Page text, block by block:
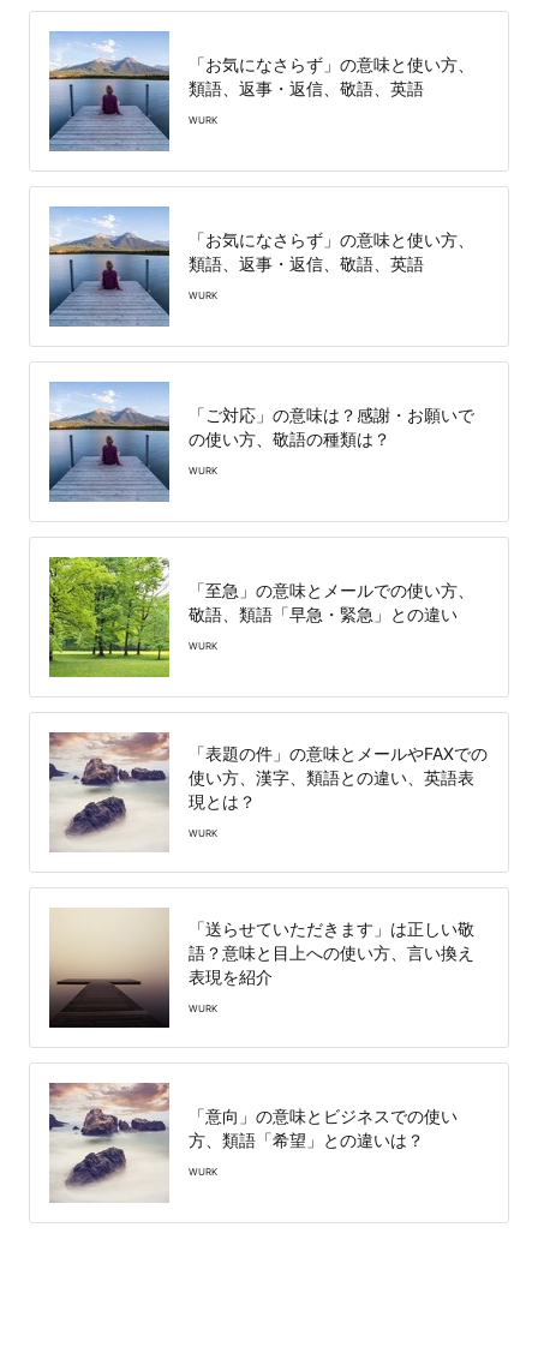
「お気になさらず」の意味と使い方、
類語、返事・返信、敬語、英語
WURK
「お気になさらず」の意味と使い方、
類語、返事・返信、敬語、英語
WURK
「ご対応」の意味は？感謝・お願いで
の使い方、敬語の種類は？
WURK
「至急」の意味とメールでの使い方、
敬語、類語「早急・緊急」との違い
WURK
「表題の件」の意味とメールやFAXでの
使い方、漢字、類語との違い、英語表
現とは？
WURK
「送らせていただきます」は正しい敬
語？意味と目上への使い方、言い換え
表現を紹介
WURK
「意向」の意味とビジネスでの使い
方、類語「希望」との違いは？
WURK